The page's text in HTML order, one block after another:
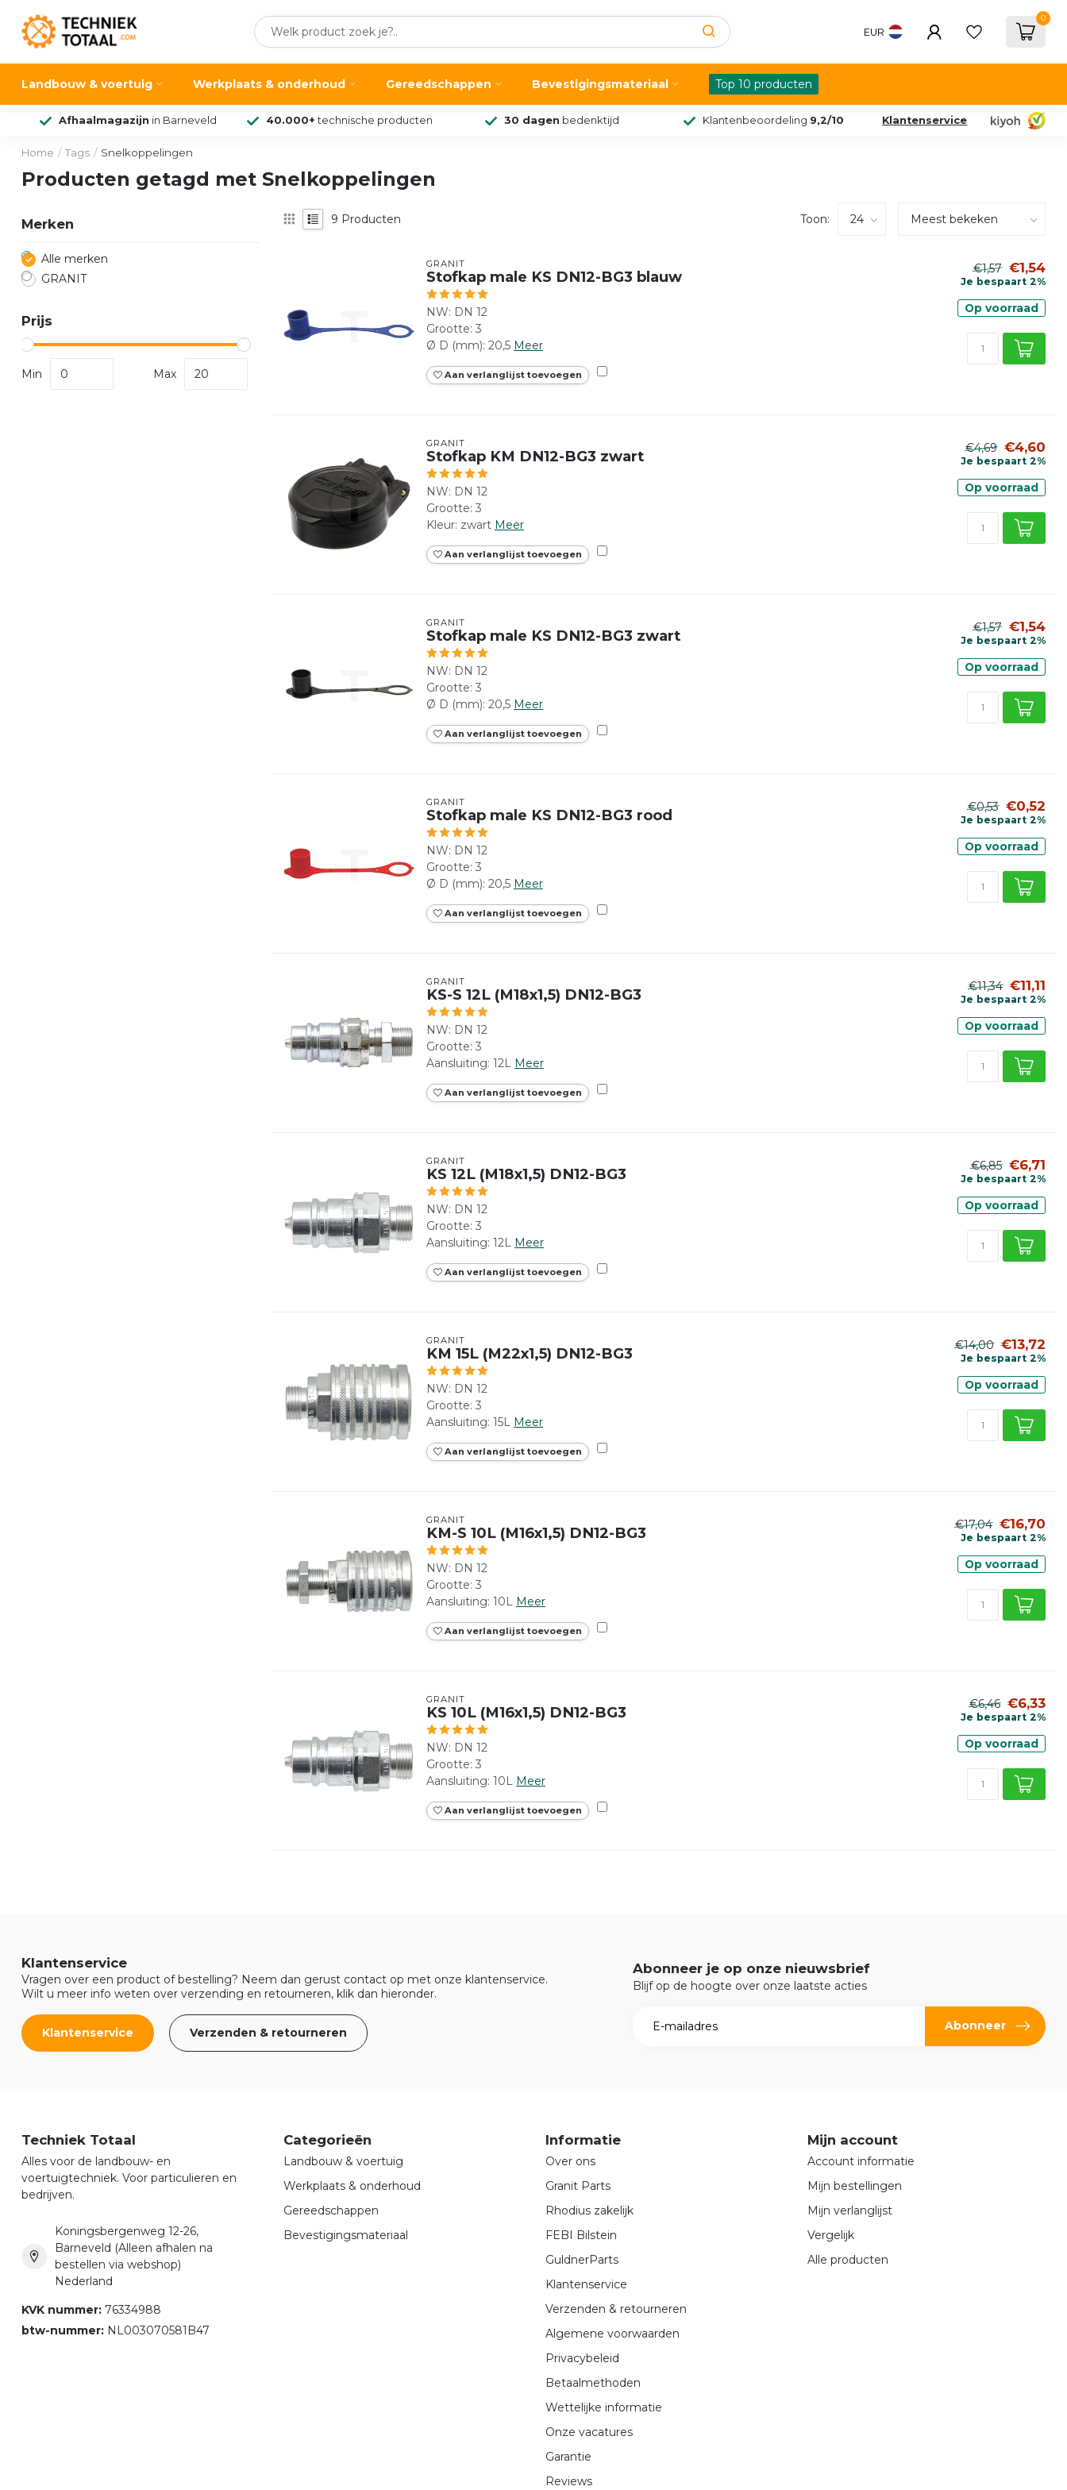
EUR
0
Landbouw & voertuig Werkplaats & onderhoud Gereedschappen Bevestigingsmateriaal Top 10 producten
Afhaalmagazijn in Barneveld 40.000+ technische producten 30 dagen bedenktijd Klantenbeoordeling 9,2/10 Klantenservice
Home / Tags / Snelkoppelingen
Producten getagd met Snelkoppelingen
Merken
Alle merken
GRANIT
Prijs
Min Max
9 Producten Toon:
GRANIT
Stofkap male KS DN12-BG3 blauw
NW: DN 12
Grootte: 3
Ø D (mm): 20,5 Meer
Aan verlanglijst toevoegen
€1,57 €1,54
Je bespaart 2%
Op voorraad
GRANIT
Stofkap KM DN12-BG3 zwart
NW: DN 12
Grootte: 3
Kleur: zwart Meer
Aan verlanglijst toevoegen
€4,69 €4,60
Je bespaart 2%
Op voorraad
GRANIT
Stofkap male KS DN12-BG3 zwart
NW: DN 12
Grootte: 3
Ø D (mm): 20,5 Meer
Aan verlanglijst toevoegen
€1,57 €1,54
Je bespaart 2%
Op voorraad
GRANIT
Stofkap male KS DN12-BG3 rood
NW: DN 12
Grootte: 3
Ø D (mm): 20,5 Meer
Aan verlanglijst toevoegen
€0,53 €0,52
Je bespaart 2%
Op voorraad
GRANIT
KS-S 12L (M18x1,5) DN12-BG3
NW: DN 12
Grootte: 3
Aansluiting: 12L Meer
Aan verlanglijst toevoegen
€11,34 €11,11
Je bespaart 2%
Op voorraad
GRANIT
KS 12L (M18x1,5) DN12-BG3
NW: DN 12
Grootte: 3
Aansluiting: 12L Meer
Aan verlanglijst toevoegen
€6,85 €6,71
Je bespaart 2%
Op voorraad
GRANIT
KM 15L (M22x1,5) DN12-BG3
NW: DN 12
Grootte: 3
Aansluiting: 15L Meer
Aan verlanglijst toevoegen
€14,00 €13,72
Je bespaart 2%
Op voorraad
GRANIT
KM-S 10L (M16x1,5) DN12-BG3
NW: DN 12
Grootte: 3
Aansluiting: 10L Meer
Aan verlanglijst toevoegen
€17,04 €16,70
Je bespaart 2%
Op voorraad
GRANIT
KS 10L (M16x1,5) DN12-BG3
NW: DN 12
Grootte: 3
Aansluiting: 10L Meer
Aan verlanglijst toevoegen
€6,46 €6,33
Je bespaart 2%
Op voorraad
Klantenservice
Vragen over een product of bestelling? Neem dan gerust contact op met onze klantenservice.
Wilt u meer info weten over verzending en retourneren, klik dan hieronder.
Klantenservice Verzenden & retourneren
Abonneer je op onze nieuwsbrief
Blijf op de hoogte over onze laatste acties
Abonneer
Techniek Totaal
Alles voor de landbouw- en
voertuigtechniek. Voor particulieren en
bedrijven.
Koningsbergenweg 12-26,
Barneveld (Alleen afhalen na
bestellen via webshop)
Nederland
KVK nummer: 76334988
btw-nummer: NL003070581B47
Categorieën
Landbouw & voertuig
Werkplaats & onderhoud
Gereedschappen
Bevestigingsmateriaal
Informatie
Over ons
Granit Parts
Rhodius zakelijk
FEBI Bilstein
GuldnerParts
Klantenservice
Verzenden & retourneren
Algemene voorwaarden
Privacybeleid
Betaalmethoden
Wettelijke informatie
Onze vacatures
Garantie
Reviews
Mijn account
Account informatie
Mijn bestellingen
Mijn verlanglijst
Vergelijk
Alle producten